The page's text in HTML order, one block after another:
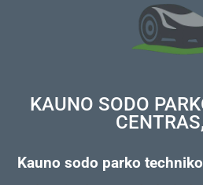
KAUNO SODO
Kauno sodo parko